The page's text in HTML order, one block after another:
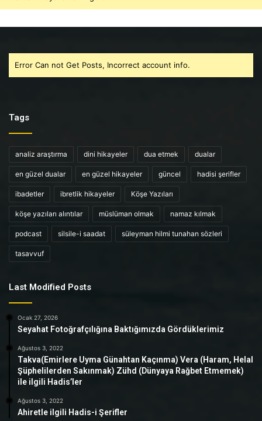
Error Can not Get Posts, Incorrect account info.
Tags
analiz araştırma dini hikayeler dua etmek dualar
en güzel dualar en güzel hikayeler güncel hadisi şerifler
ibadetler ibretlik hikayeler Köşe Yazıları
köşe yazıları alıntılar müslüman olmak namaz kılmak
podcast silsile-i saadat süleyman hilmi tunahan sözleri
tasavvuf
Last Modified Posts
Ocak 27, 2026
Seyahat Fotoğrafçılığına Baktığımızda Gördüklerimiz
Ağustos 3, 2022
Takva(Emirlere Uyma Günahtan Kaçınma) Vera (Haram, Helal
Şüphelilerden Sakınmak) Zühd (Dünyaya Rağbet Etmemek)
ile ilgili Hadis’ler
Ağustos 3, 2022
Ahiretle ilgili Hadis-i Şerifler